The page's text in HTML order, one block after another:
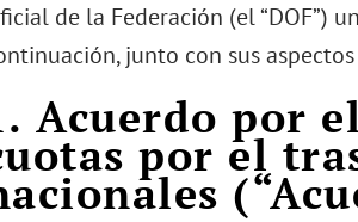
de la Federación (el “DOF”)
junto con sus
Acuerdo por
por el